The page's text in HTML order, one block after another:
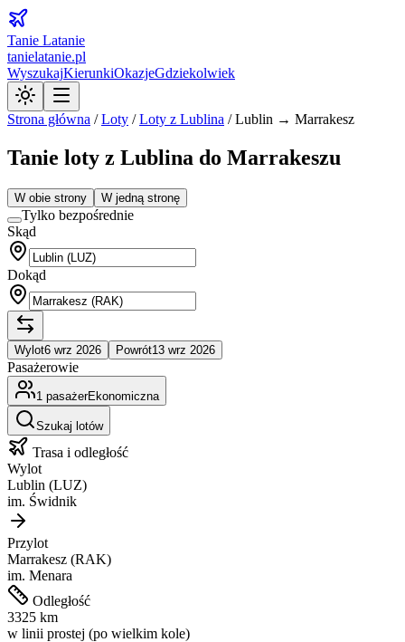
Tanie Latanie
tanielatanie.pl
WyszukajKierunkiOkazjeGdziekolwiek
Strona główna /Loty /Loty z Lublina /Lublin → Marrakesz
Tanie loty z Lublina do Marrakeszu
W obie strony W jedną stronę
Tylko bezpośrednie
Skąd
Dokąd
Wylot6 wrz 2026 Powrót13 wrz 2026
Pasażerowie
1 pasażerEkonomiczna
Szukaj lotów
Trasa i odległość
Wylot
Lublin (LUZ)
im. Świdnik
Przylot
Marrakesz (RAK)
im. Menara
Odległość
3325 km
w linii prostej (po wielkim kole)